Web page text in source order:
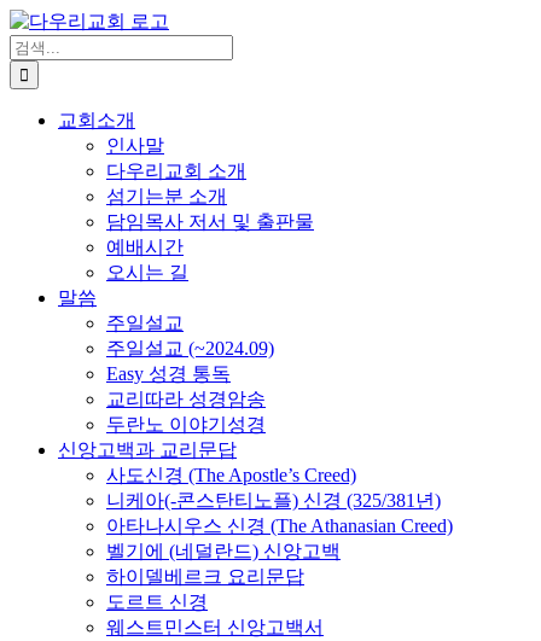
Skip
to
content
검
색
...
교회소개
인사말
다우리교회 소개
섬기는분 소개
담임목사 저서 및 출판물
예배시간
오시는 길
말씀
주일설교
주일설교 (~2024.09)
Easy 성경 통독
교리따라 성경암송
두란노 이야기성경
신앙고백과 교리문답
사도신경 (The Apostle’s Creed)
니케아(-콘스탄티노플) 신경 (325/381년)
아타나시우스 신경 (The Athanasian Creed)
벨기에 (네덜란드) 신앙고백
하이델베르크 요리문답
도르트 신경
웨스트민스터 신앙고백서